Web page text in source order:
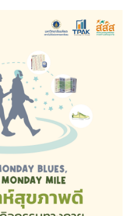
5 ชุด
Snacks”
เพื่อลดพฤติกรรมเนือย